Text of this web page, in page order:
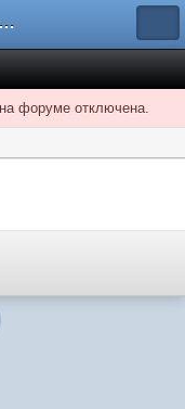
Габуричский форум
форуме отключена.